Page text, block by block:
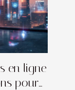
en ligne
pour